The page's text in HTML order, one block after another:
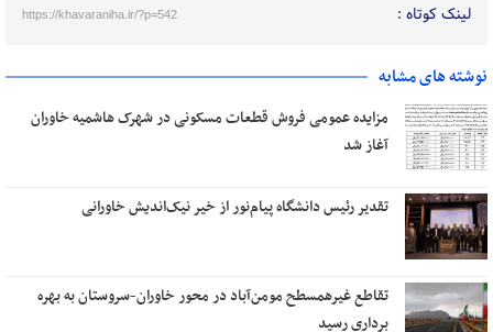
لینک کوتاه : https://khavaraniha.ir/?p=542
نوشته های مشابه
مزایده عمومی فروش قطعات مسکونی در شهرک هاشمیه خاوران
آغاز شد
تقدیر رئیس دانشگاه پیام‌نور از خیر نیک‌اندیش خاورانی
تقاطع غیرهمسطح مومن‌آباد در محور خاوران-سروستان به بهره
برداری رسید